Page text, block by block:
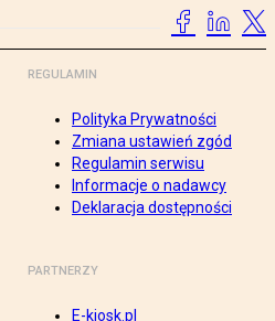
REGULAMIN
Polityka Prywatności
Zmiana ustawień zgód
Regulamin serwisu
Informacje o nadawcy
Deklaracja dostępności
PARTNERZY
E-kiosk.pl